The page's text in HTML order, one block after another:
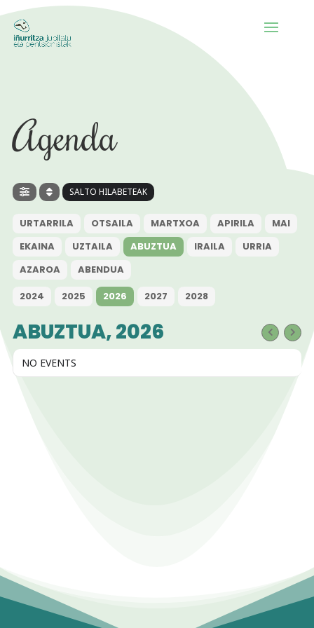
Agenda
SALTO HILABETEAK
URTARRILA OTSAILA MARTXOA APIRILA
MAI
EKAINA
UZTAILA ABUZTUA IRAILA
URRIA
AZAROA
ABENDUA
2024
2025 2026 2027 2028
ABUZTUA, 2026
NO EVENTS